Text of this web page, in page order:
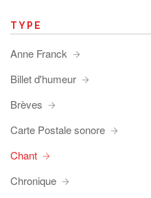
TYPE
Anne Franck
Billet d'humeur
Brèves
Carte Postale sonore
Chant
Chronique